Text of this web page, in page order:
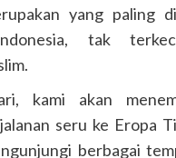
yang paling
tak
kami akan
seru ke Eropa
berbagai